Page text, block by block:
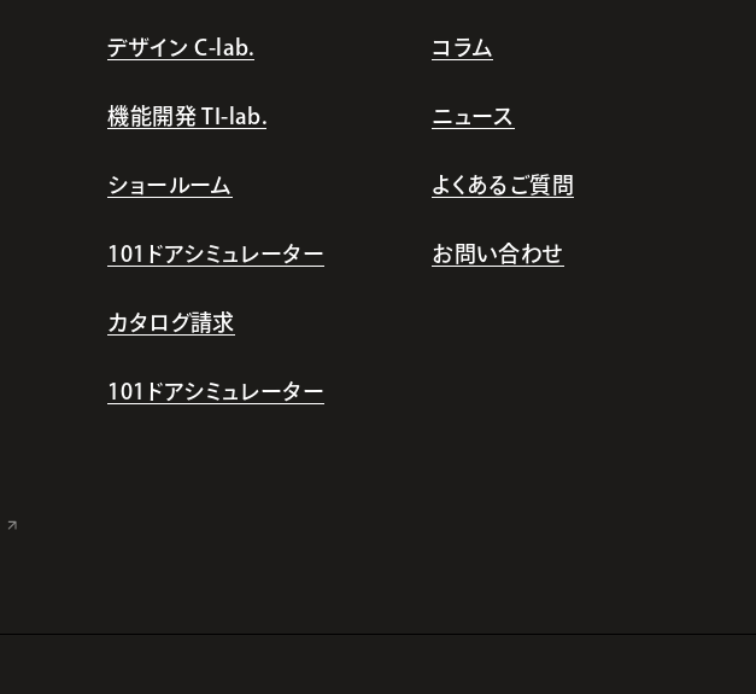
デザイン C-lab.
機能開発 TI-lab.
ショールーム
101ドアシミュレーター
カタログ請求
101ドアシミュレーター
コラム
ニュース
よくあるご質問
お問い合わせ